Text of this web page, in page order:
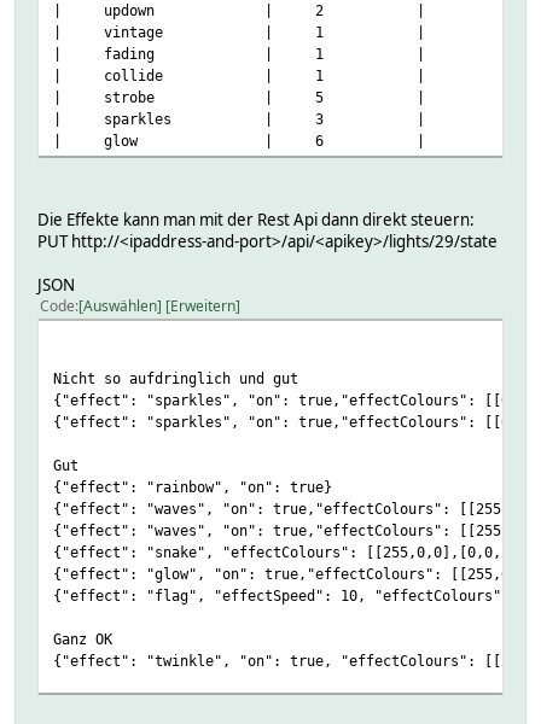
| updown | 2 |
| vintage | 1 |
| fading | 1 |
| collide | 1 |
| strobe | 5 |
| sparkles | 3 |
| glow | 6 |
Die Effekte kann man mit der Rest Api dann direkt steuern:
PUT http://<ipaddress-and-port>/api/<apikey>/lights/29/state
JSON
Code Auswählen Erweitern
Nicht so aufdringlich und gut
{"effect": "sparkles", "on": true,"effectColours":
{"effect": "sparkles", "on": true,"effectColours":
Gut
{"effect": "rainbow", "on": true}
{"effect": "waves", "on": true,"effectColours":
{"effect": "waves", "on": true,"effectColours":
{"effect": "snake", "effectColours":
{"effect": "glow", "on": true,"effectColours":
{"effect": "flag", "effectSpeed": 10, "effectColours":
Ganz OK
{"effect": "twinkle", "on": true, "effectColours":